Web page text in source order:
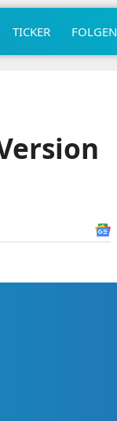
TICKER FOLGEN